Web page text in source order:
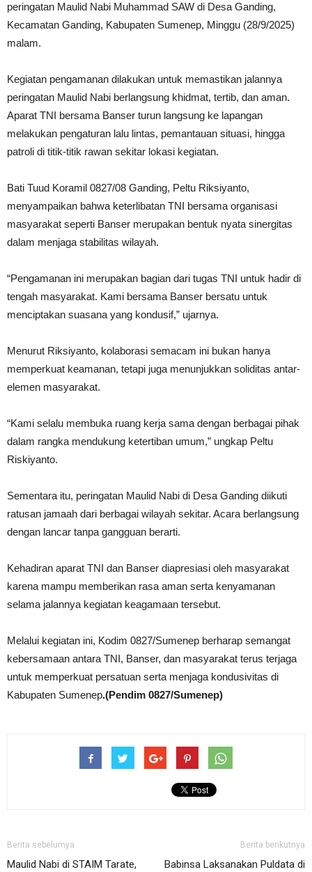
peringatan Maulid Nabi Muhammad SAW di Desa Ganding,
Kecamatan Ganding, Kabupaten Sumenep, Minggu (28/9/2025)
malam.
Kegiatan pengamanan dilakukan untuk memastikan jalannya
peringatan Maulid Nabi berlangsung khidmat, tertib, dan aman.
Aparat TNI bersama Banser turun langsung ke lapangan
melakukan pengaturan lalu lintas, pemantauan situasi, hingga
patroli di titik-titik rawan sekitar lokasi kegiatan.
Bati Tuud Koramil 0827/08 Ganding, Peltu Riksiyanto,
menyampaikan bahwa keterlibatan TNI bersama organisasi
masyarakat seperti Banser merupakan bentuk nyata sinergitas
dalam menjaga stabilitas wilayah.
“Pengamanan ini merupakan bagian dari tugas TNI untuk hadir di
tengah masyarakat. Kami bersama Banser bersatu untuk
menciptakan suasana yang kondusif,” ujarnya.
Menurut Riksiyanto, kolaborasi semacam ini bukan hanya
memperkuat keamanan, tetapi juga menunjukkan soliditas antar-
elemen masyarakat.
“Kami selalu membuka ruang kerja sama dengan berbagai pihak
dalam rangka mendukung ketertiban umum,” ungkap Peltu
Riskiyanto.
Sementara itu, peringatan Maulid Nabi di Desa Ganding diikuti
ratusan jamaah dari berbagai wilayah sekitar. Acara berlangsung
dengan lancar tanpa gangguan berarti.
Kehadiran aparat TNI dan Banser diapresiasi oleh masyarakat
karena mampu memberikan rasa aman serta kenyamanan
selama jalannya kegiatan keagamaan tersebut.
Melalui kegiatan ini, Kodim 0827/Sumenep berharap semangat
kebersamaan antara TNI, Banser, dan masyarakat terus terjaga
untuk memperkuat persatuan serta menjaga kondusivitas di
Kabupaten Sumenep.(Pendim 0827/Sumenep)
Berita sebelumya
Maulid Nabi di STAIM Tarate,
Berita berikutnya
Babinsa Laksanakan Puldata di